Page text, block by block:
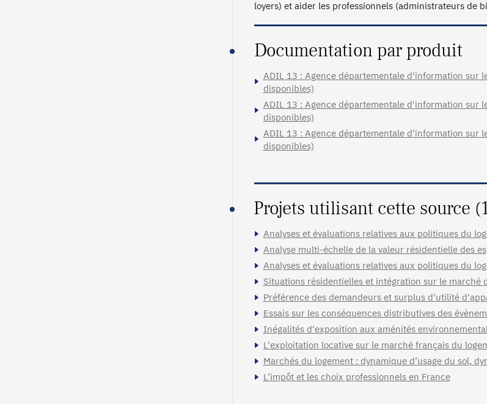
Documentation par produit
ADIL 13 : Agence départementale d'information sur
disponibles)
ADIL 13 : Agence départementale d'information sur
disponibles)
ADIL 13 : Agence départementale d'information sur
disponibles)
Projets utilisant cette source
Analyses et évaluations relatives aux politiques du
Analyse multi-échelle de la valeur résidentielle des
Analyses et évaluations relatives aux politiques du
Situations résidentielles et intégration sur le marché
Préférence des demandeurs et surplus d'utilité
Essais sur les conséquences distributives des
Inégalités d'exposition aux aménités
L'exploitation locative sur le marché français du
Marchés du logement : dynamique d’usage du sol,
L’impôt et les choix professionnels en France